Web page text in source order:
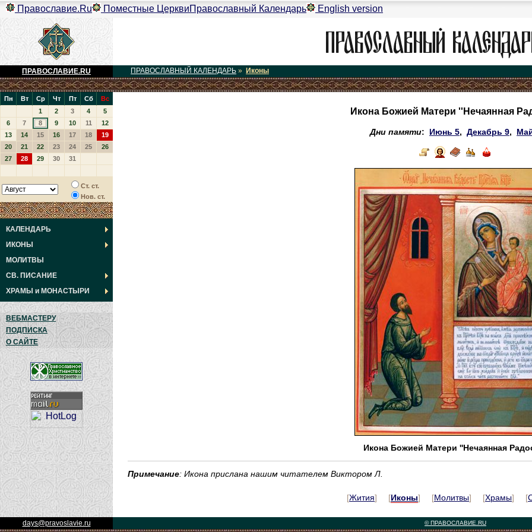
Православие.Ru Поместные ЦерквиПравославный Календарь English version
ПРАВОСЛАВИЕ.RU ПРАВОСЛАВНЫЙ КАЛЕНДАРЬ » Иконы
Пн Вт Ср Чт Пт Сб
Вс
1
2 3 4
5
6
7 8 9 10 11
12
13
14 15 16 17 18
19
20
21 22 23 24 25
26
27
28 29 30 31
Ст. ст.
Нов. ст.
КАЛЕНДАРЬ
ИКОНЫ
МОЛИТВЫ
СВ. ПИСАНИЕ
ХРАМЫ и МОНАСТЫРИ
ВЕБМАСТЕРУ
ПОДПИСКА
О САЙТЕ
Икона Божией Матери ''Нечаянная
Дни памяти: Июнь 5, Декабрь 9,
Икона Божией Матери ''Нечаянная
Примечание: Икона прислана нашим читателем Виктором Л.
[Жития] [Иконы] [Молитвы] [Храмы] [
days@pravoslavie.ru © ПРАВОСЛАВИЕ.RU